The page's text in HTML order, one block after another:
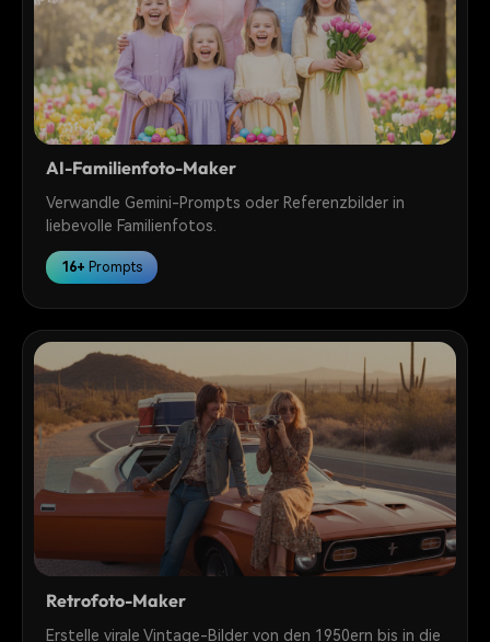
AI-Familienfoto-Maker
Verwandle Gemini-Prompts oder Referenzbilder in
liebevolle Familienfotos.
16+ Prompts
Retrofoto-Maker
Erstelle virale Vintage-Bilder von den 1950ern bis in die